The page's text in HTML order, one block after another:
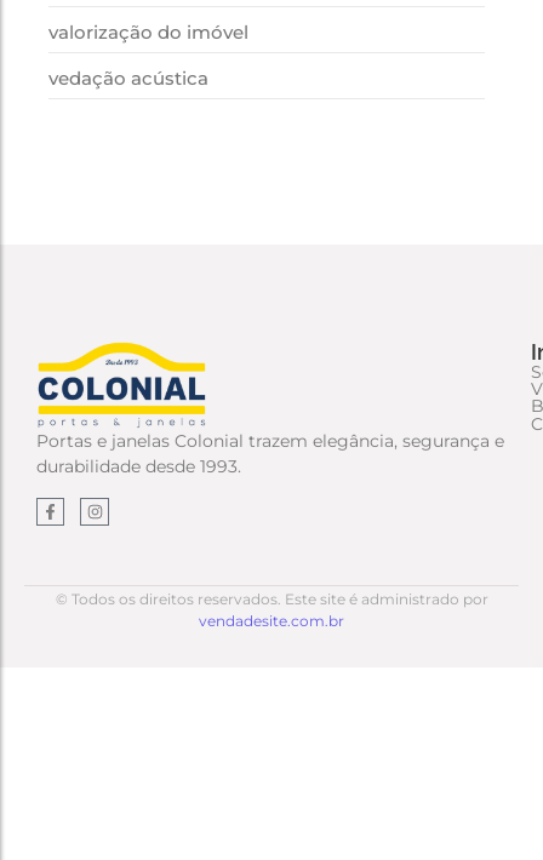
valorização do imóvel
vedação acústica
Portas e janelas Colonial trazem elegância, segurança e
durabilidade desde 1993.
© Todos os direitos reservados. Este site é administrado por
vendadesite.com.br